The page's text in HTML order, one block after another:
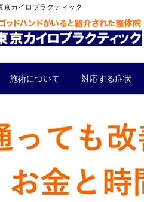
カイロプラクティック
施術について 対応する症状